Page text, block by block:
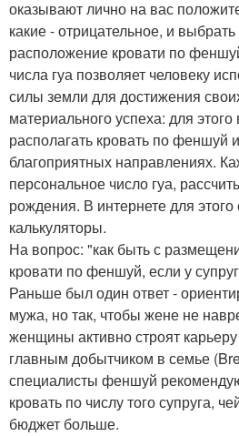
оказывают лично на вас
какие - отрицательное, и
расположение кровати по
числа гуа позволяет человеку
силы земли для достижения
материального успеха: для
располагать кровать по феншуй
благоприятных направлениях.
персональное число гуа,
рождения. В интернете для
калькуляторы.
На вопрос: "как быть с
кровати по феншуй, если у
Раньше был один ответ -
мужа, но так, чтобы жене не
женщины активно строят
главным добытчиком в семье
специалисты феншуй
кровать по числу того супруга,
бюджет больше.